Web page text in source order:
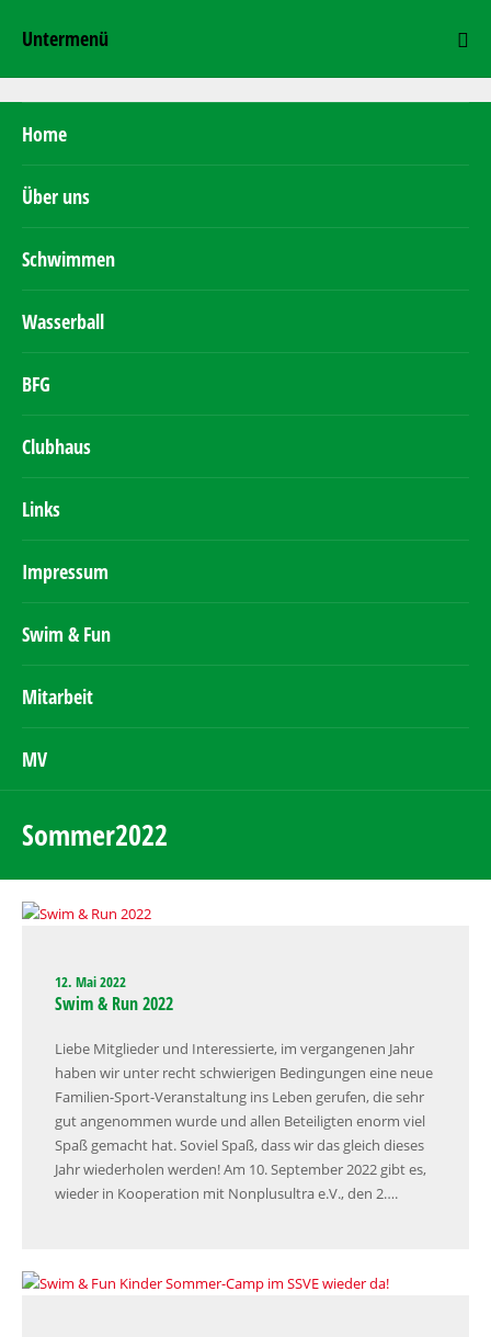
Untermenü
Home
Über uns
Schwimmen
Wasserball
BFG
Clubhaus
Links
Impressum
Swim & Fun
Mitarbeit
MV
Sommer2022
12. Mai 2022
Swim & Run 2022
Liebe Mitglieder und Interessierte, im vergangenen Jahr
haben wir unter recht schwierigen Bedingungen eine neue
Familien-Sport-Veranstaltung ins Leben gerufen, die sehr
gut angenommen wurde und allen Beteiligten enorm viel
Spaß gemacht hat. Soviel Spaß, dass wir das gleich dieses
Jahr wiederholen werden! Am 10. September 2022 gibt es,
wieder in Kooperation mit Nonplusultra e.V., den 2….